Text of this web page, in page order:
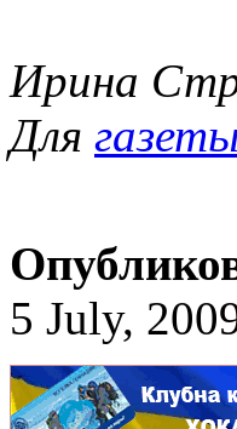
Ирина
Для
5 July,